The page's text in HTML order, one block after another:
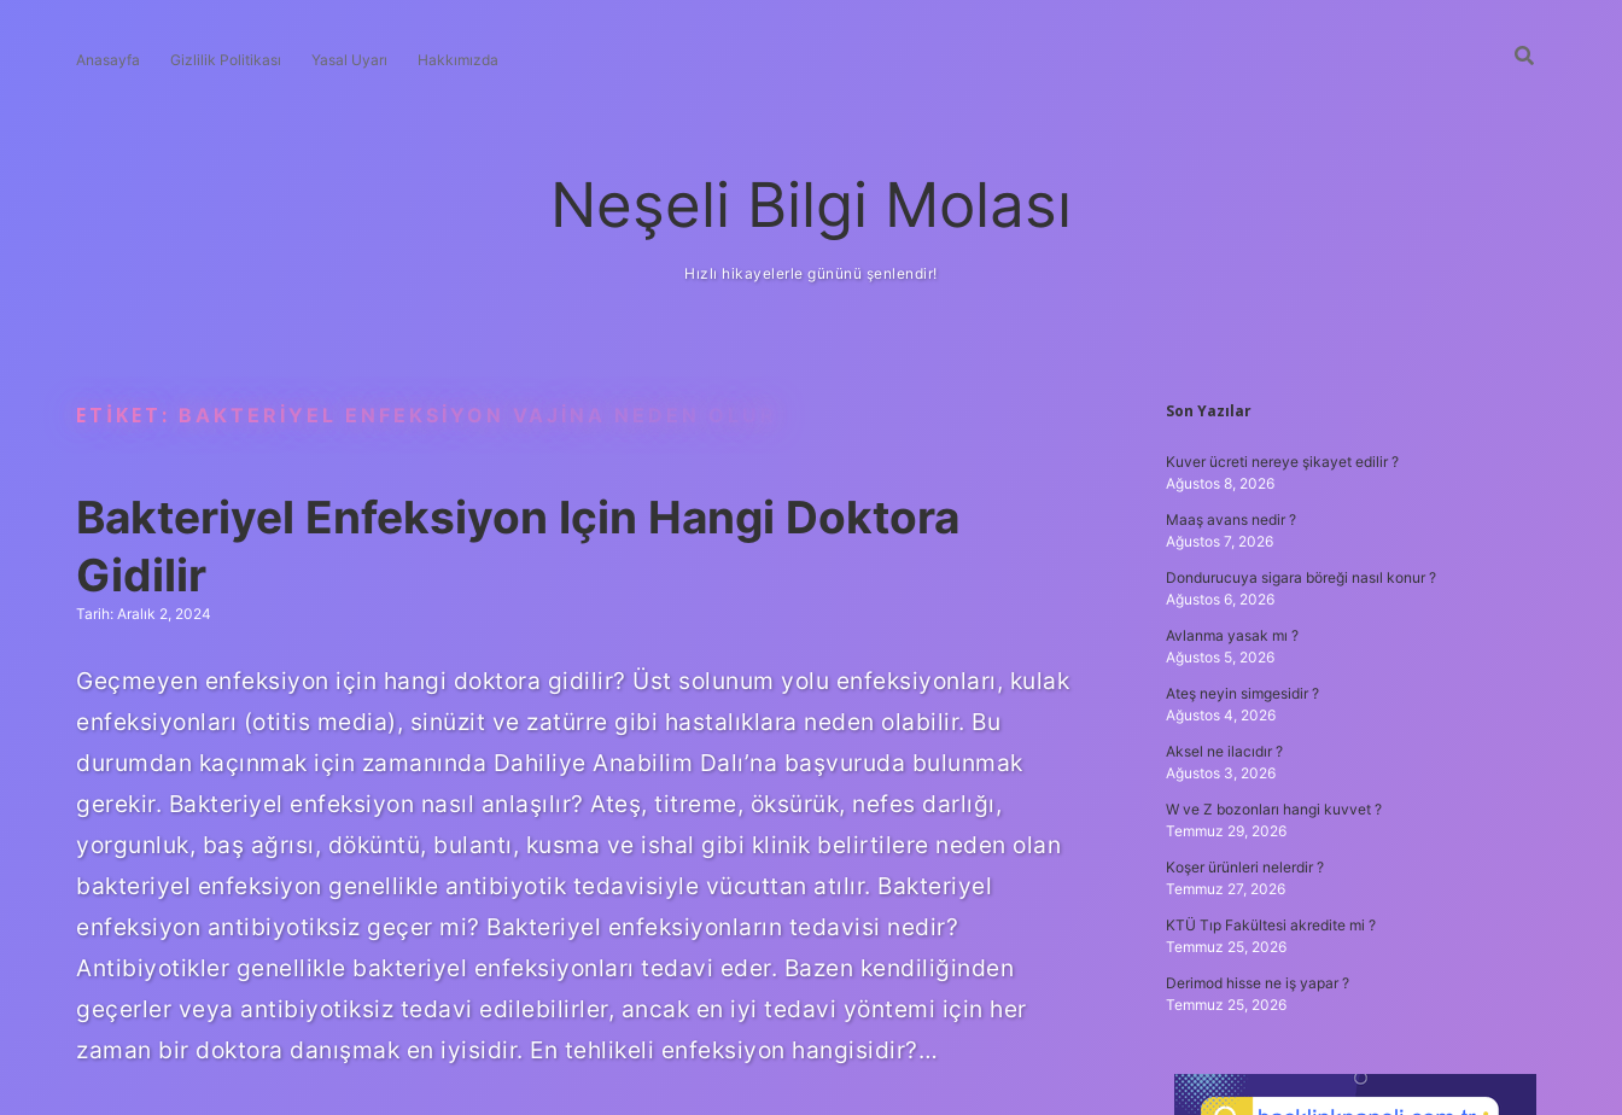
Anasayfa Gizlilik Politikası Yasal Uyarı Hakkımızda
Neşeli Bilgi Molası
Hızlı hikayelerle gününü şenlendir!
ETIKET: BAKTERIYEL ENFEKSIYON VAJINA NEDEN OLUR
Bakteriyel Enfeksiyon Için Hangi Doktora
Gidilir
Tarih: Aralık 2, 2024
Geçmeyen enfeksiyon için hangi doktora gidilir? Üst solunum yolu enfeksiyonları, kulak
enfeksiyonları (otitis media), sinüzit ve zatürre gibi hastalıklara neden olabilir. Bu
durumdan kaçınmak için zamanında Dahiliye Anabilim Dalı’na başvuruda bulunmak
gerekir. Bakteriyel enfeksiyon nasıl anlaşılır? Ateş, titreme, öksürük, nefes darlığı,
yorgunluk, baş ağrısı, döküntü, bulantı, kusma ve ishal gibi klinik belirtilere neden olan
bakteriyel enfeksiyon genellikle antibiyotik tedavisiyle vücuttan atılır. Bakteriyel
enfeksiyon antibiyotiksiz geçer mi? Bakteriyel enfeksiyonların tedavisi nedir?
Antibiyotikler genellikle bakteriyel enfeksiyonları tedavi eder. Bazen kendiliğinden
geçerler veya antibiyotiksiz tedavi edilebilirler, ancak en iyi tedavi yöntemi için her
zaman bir doktora danışmak en iyisidir. En tehlikeli enfeksiyon hangisidir?…
SIDEBAR
Son Yazılar
Kuver ücreti nereye şikayet edilir ?
Ağustos 8, 2026
Maaş avans nedir ?
Ağustos 7, 2026
Dondurucuya sigara böreği nasıl konur ?
Ağustos 6, 2026
Avlanma yasak mı ?
Ağustos 5, 2026
Ateş neyin simgesidir ?
Ağustos 4, 2026
Aksel ne ilacıdır ?
Ağustos 3, 2026
W ve Z bozonları hangi kuvvet ?
Temmuz 29, 2026
Koşer ürünleri nelerdir ?
Temmuz 27, 2026
KTÜ Tıp Fakültesi akredite mi ?
Temmuz 25, 2026
Derimod hisse ne iş yapar ?
Temmuz 25, 2026